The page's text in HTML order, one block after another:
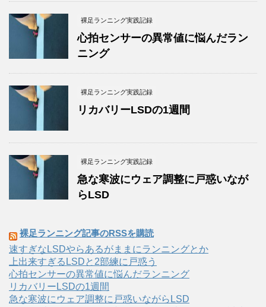
裸足ランニング実践記録
心拍センサーの異常値に悩んだラン
ニング
裸足ランニング実践記録
リカバリーLSDの1週間
裸足ランニング実践記録
急な寒波にウェア調整に戸惑いなが
らLSD
裸足ランニング記事のRSSを購読
速すぎなLSDやらあるがままにランニングとか
上出来すぎるLSDと2部練に戸惑う
心拍センサーの異常値に悩んだランニング
リカバリーLSDの1週間
急な寒波にウェア調整に戸惑いながらLSD